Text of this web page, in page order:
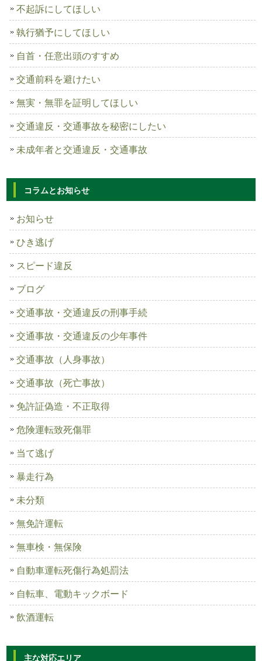
不起訴にしてほしい
執行猶予にしてほしい
自首・任意出頭のすすめ
交通前科を避けたい
無実・無罪を証明してほしい
交通違反・交通事故を秘密にしたい
未成年者と交通違反・交通事故
コラムとお知らせ
お知らせ
ひき逃げ
スピード違反
ブログ
交通事故・交通違反の刑事手続
交通事故・交通違反の少年事件
交通事故（人身事故）
交通事故（死亡事故）
免許証偽造・不正取得
危険運転致死傷罪
当て逃げ
暴走行為
未分類
無免許運転
無車検・無保険
自動車運転死傷行為処罰法
自転車、電動キックボード
飲酒運転
主な対応エリア